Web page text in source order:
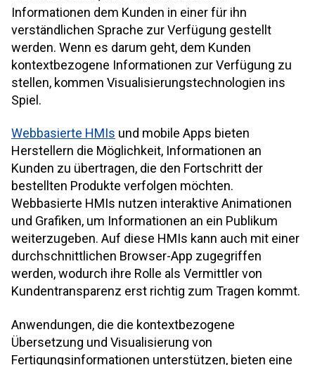
Informationen dem Kunden in einer für ihn
verständlichen Sprache zur Verfügung gestellt
werden. Wenn es darum geht, dem Kunden
kontextbezogene Informationen zur Verfügung zu
stellen, kommen Visualisierungstechnologien ins
Spiel.
Webbasierte HMIs und mobile Apps bieten
Herstellern die Möglichkeit, Informationen an
Kunden zu übertragen, die den Fortschritt der
bestellten Produkte verfolgen möchten.
Webbasierte HMIs nutzen interaktive Animationen
und Grafiken, um Informationen an ein Publikum
weiterzugeben. Auf diese HMIs kann auch mit einer
durchschnittlichen Browser-App zugegriffen
werden, wodurch ihre Rolle als Vermittler von
Kundentransparenz erst richtig zum Tragen kommt.
Anwendungen, die die kontextbezogene
Übersetzung und Visualisierung von
Fertigungsinformationen unterstützen, bieten eine